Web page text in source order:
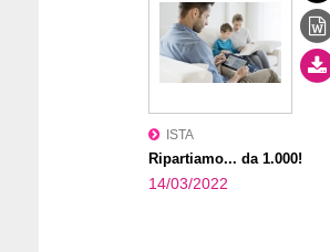
ISTA
Ripartiamo... da 1.000!
14/03/2022